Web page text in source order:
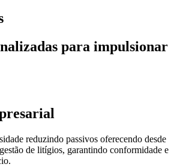
para impulsionar
reduzindo passivos oferecendo desde
de litígios, garantindo conformidade e